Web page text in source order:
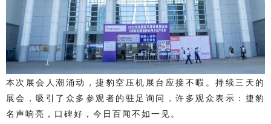
本次展会人潮涌动，捷豹空压机展台应接不暇。持续三天的
展会，吸引了众多参观者的驻足询问，许多观众表示：捷豹
名声响亮，口碑好，今日百闻不如一见。